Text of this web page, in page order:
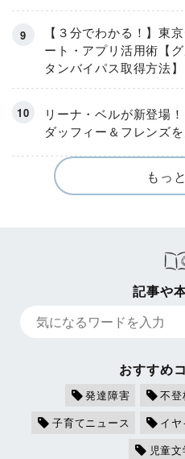
【３分でわかる！】東
ート・アプリ活用術【
タンバイパス取得方法】
リーナ・ベルが新登場
ダッフィー＆フレンズ
もっ
記事や
おすすめ
発達障害 不登
子育てニュース
イ
児童